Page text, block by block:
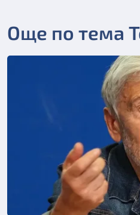
Още по тема
Снимка: БГНЕС